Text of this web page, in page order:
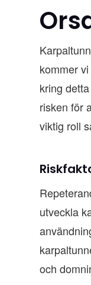
kommer
kring
risken för
viktig roll
utveckla
och